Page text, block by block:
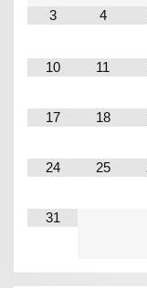
3 4
10 11
17 18
24 25
31